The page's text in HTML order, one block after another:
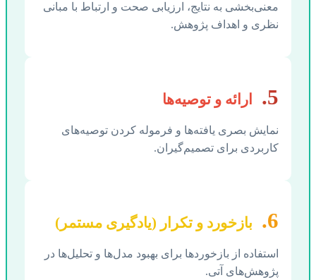
معنی‌بخشی به نتایج، ارزیابی صحت و ارتباط با مبانی
نظری و اهداف پژوهش.
5. ارائه و توصیه‌ها
نمایش بصری یافته‌ها و فرموله کردن توصیه‌های
کاربردی برای تصمیم‌گیران.
6. بازخورد و تکرار (یادگیری مستمر)
استفاده از بازخوردها برای بهبود مدل‌ها و تحلیل‌ها در
پژوهش‌های آتی.